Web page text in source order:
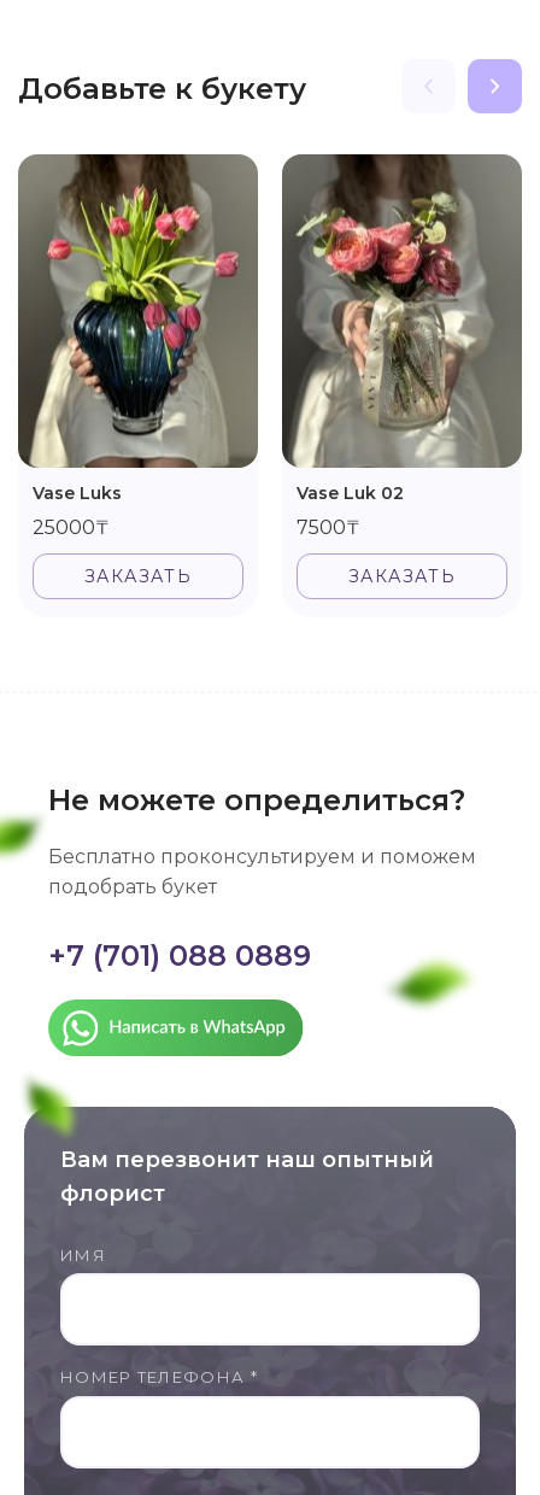
Добавьте к букету
Vase Luks
25000₸
ЗАКАЗАТЬ
Vase Luk 02
7500₸
ЗАКАЗАТЬ
Не можете определиться?
Бесплатно проконсультируем и поможем
подобрать букет
+7 (701) 088 0889
Вам перезвонит наш опытный
флорист
ИМЯ
НОМЕР ТЕЛЕФОНА *